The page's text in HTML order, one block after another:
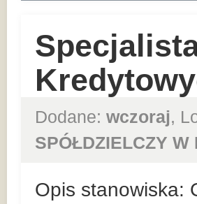
Dodane: wczoraj,
SPÓŁDZIELCZY W
Opis stanowiska: